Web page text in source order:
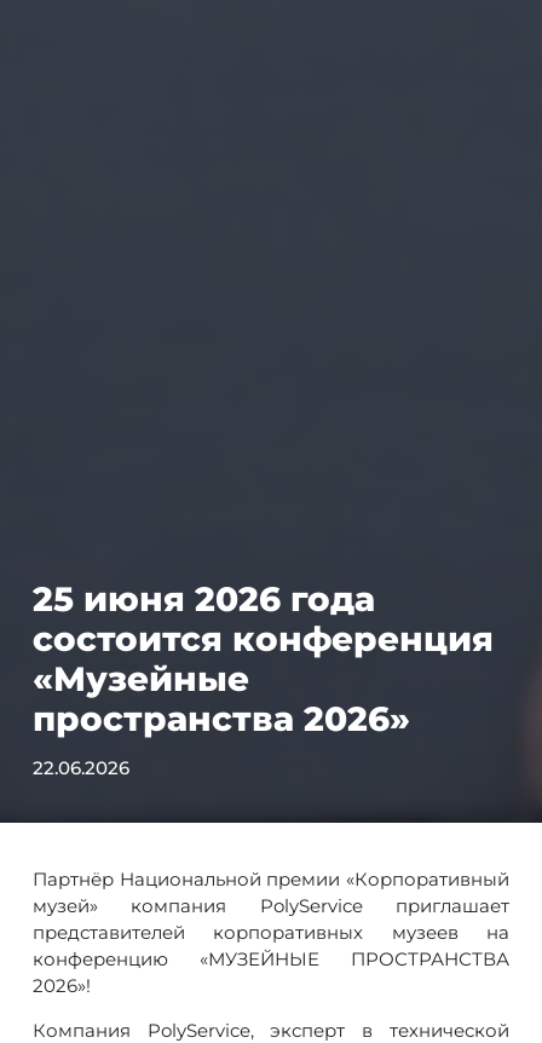
25 июня 2026 года
состоится конференция
«Музейные
пространства 2026»
22.06.2026
Партнёр Национальной премии «Корпоративный
музей» компания PolyService приглашает
представителей корпоративных музеев на
конференцию «МУЗЕЙНЫЕ ПРОСТРАНСТВА
2026»!
Компания PolyService, эксперт в технической